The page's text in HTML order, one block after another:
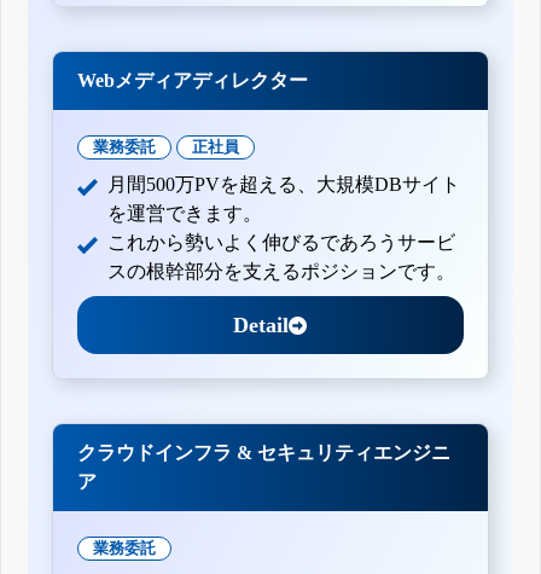
Webメディアディレクター
業務委託 正社員
月間500万PVを超える、大規模DBサイト
を運営できます。
これから勢いよく伸びるであろうサービ
スの根幹部分を支えるポジションです。
Detail
クラウドインフラ & セキュリティエンジニ
ア
業務委託